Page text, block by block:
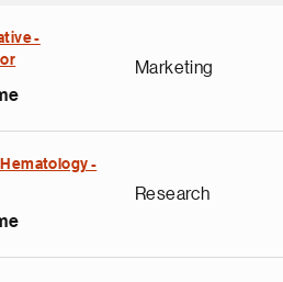
-
Marketing
-
Research